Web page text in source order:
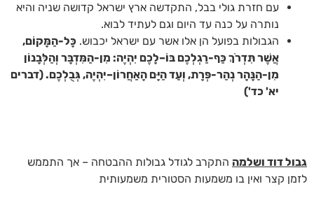
עם חזרת גולי בבל, התקדשה ארץ ישראל קדושה שניה והיא
נותרה על כנה עד היום וגם לעתיד לבוא.
הגבולות בפועל הן אלו אשר עם ישראל יכבוש. כָּל-הַמָּקוֹם,
אֲשֶׁר תִּדְרֹךְ כַּף-רַגְלְכֶם בּוֹ–לָכֶם יִהְיֶה: מִן-הַמִּדְבָּר וְהַלְּבָנוֹן
מִן-הַנָּהָר נְהַר-פְּרָת, וְעַד הַיָּם הָאַחֲרוֹן–יִהְיֶה, גְּבֻלְכֶם. (דברים
יא' כד')
גבול דוד ושלמה התקרב לגודל גבולות ההבטחה – אך התממש
לזמן קצר ואין בו משמעות הסטורית משמעותית